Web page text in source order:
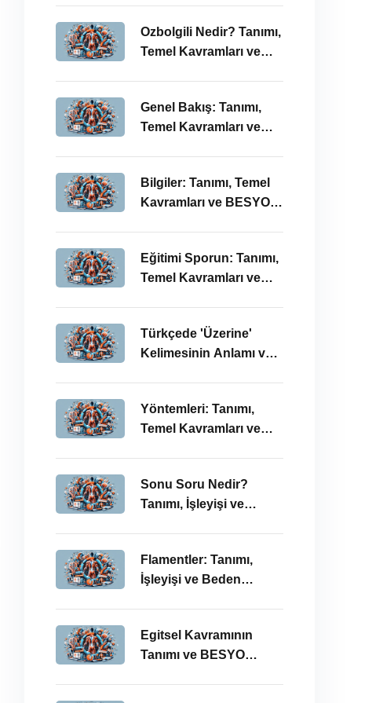
Ozbolgili Nedir? Tanımı,
Temel Kavramları ve
Genel Bakış: Tanımı,
Temel Kavramları ve
Bilgiler: Tanımı, Temel
Kavramları ve BESYO
Eğitimi Sporun: Tanımı,
Temel Kavramları ve
İncelenmesi
Türkçede 'Üzerine'
Kelimesinin Anlamı ve
ÖABT İlişkisi
Yöntemleri: Tanımı,
Temel Kavramları ve
Sonu Soru Nedir?
Tanımı, İşleyişi ve
Flamentler: Tanımı,
İşleyişi ve Beden
Egitsel Kavramının
Tanımı ve BESYO